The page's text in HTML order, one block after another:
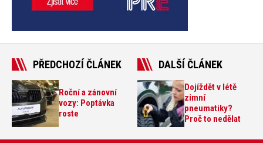
PŘEDCHOZÍ ČLÁNEK
Roční a zánovní
vozy: Poptávka
roste
DALŠÍ ČLÁNEK
Dojíždět v létě
zimní
pneumatiky?
Proč to nedělat